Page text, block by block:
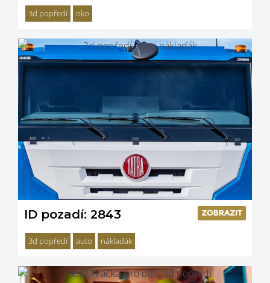
3d popředí oko
ID pozadí: 2843
3d popředí auto náklaďák